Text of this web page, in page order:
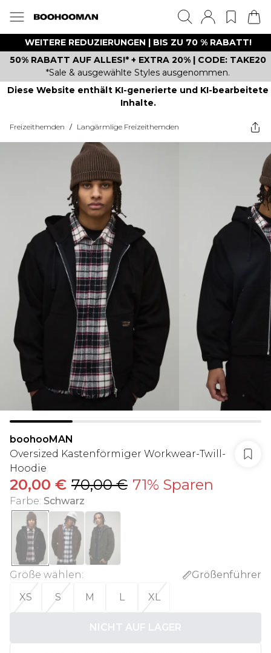
WEITERE REDUZIERUNGEN | BIS ZU 70 % RABATT!
50% RABATT AUF ALLES!* + EXTRA 20% | CODE: TAKE20
*Sale & ausgewählte Styles ausgenommen.
Diese Website enthält KI-generierte und KI-bearbeitete
Inhalte.
Freizeithemden / Langärmlige Freizeithemden
boohooMAN
Oversized Kastenförmiger Workwear-Twill-
Hoodie
20,00 € 70,00 € 71% Sparen
Farbe: Schwarz
Größe wählen:
Größenführer
XS
S M L XL
NICHT AUF LAGER